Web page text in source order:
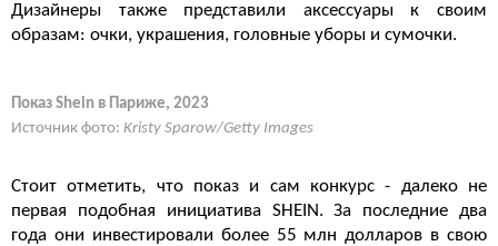
Дизайнеры также представили аксессуары к своим
образам: очки, украшения, головные уборы и сумочки.
Показ Shein в Париже, 2023
Источник фото: Kristy Sparow/Getty Images
Стоит отметить, что показ и сам конкурс - далеко не
первая подобная инициатива SHEIN. За последние два
года они инвестировали более 55 млн долларов в свою